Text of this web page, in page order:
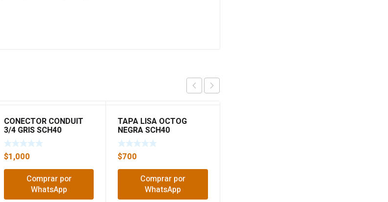
CONECTOR CONDUIT
3/4 GRIS SCH40
$1,000
Comprar por
WhatsApp
TAPA LISA OCTOG
NEGRA SCH40
$700
Comprar por
WhatsApp